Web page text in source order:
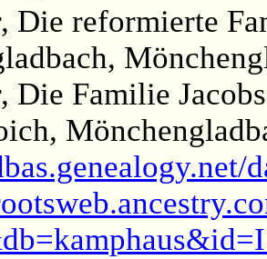
Die reformierte
Die Familie